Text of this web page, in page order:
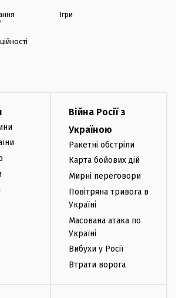
Ігри
Війна Росії з
Україною
Ракетні обстріли
Карта бойових дій
Мирні переговори
Повітряна тривога в
Україні
Масована атака по
Україні
Вибухи у Росії
Втрати ворога